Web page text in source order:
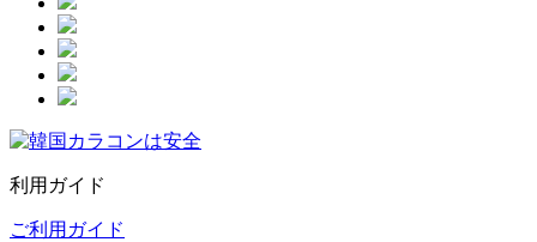
利用ガイド
ご利用ガイド